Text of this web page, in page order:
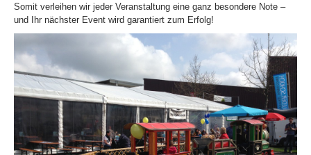
Somit verleihen wir jeder Veranstaltung eine ganz besondere Note –
und Ihr nächster Event wird garantiert zum Erfolg!